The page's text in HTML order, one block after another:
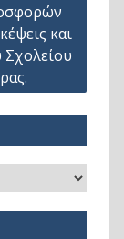
και
Σχολείου